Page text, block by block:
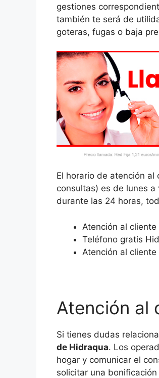
gestiones
también te será de
goteras, fugas o baja
El horario de atención
consultas) es de lunes
durante las 24 horas,
Atención al cliente
Teléfono gratis
Atención al
Atención al
Si tienes dudas
de Hidraqua. Los
hogar y comunicar el
solicitar una